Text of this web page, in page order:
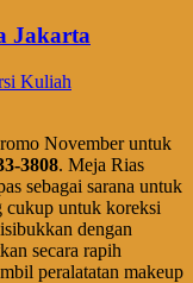
Jakarta
Kuliah
November untuk
3808. Meja Rias
sebagai sarana untuk
cukup untuk koreksi
dengan
secara rapih
peralatatan makeup